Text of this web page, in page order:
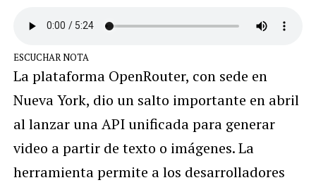
ESCUCHAR NOTA
La plataforma OpenRouter, con sede en
Nueva York, dio un salto importante en abril
al lanzar una API unificada para generar
video a partir de texto o imágenes. La
herramienta permite a los desarrolladores